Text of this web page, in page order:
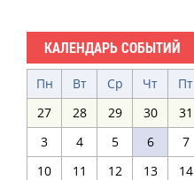
КАЛЕНДАРЬ СОБЫТИЙ
Пн Вт Ср Чт Пт
27
28 29 30 31
3
4 5 6 7
10
11 12 13 14